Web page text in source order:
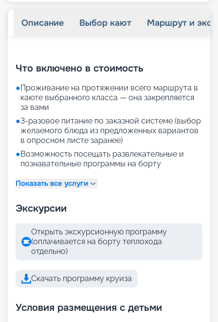
Описание Выбор кают Маршрут и
Что включено в стоимость
●Проживание на протяжении всего маршрута в
каюте выбранного класса — она закрепляется
за вами
●3-разовое питание по заказной системе (выбор
желаемого блюда из предложенных вариантов
в опросном листе заранее)
●Возможность посещать развлекательные и
познавательные программы на борту
Показать все услуги
Экскурсии
Открыть экскурсионную программу
(оплачивается на борту теплохода
отдельно)
Скачать программу круиза
Условия размещения с детьми